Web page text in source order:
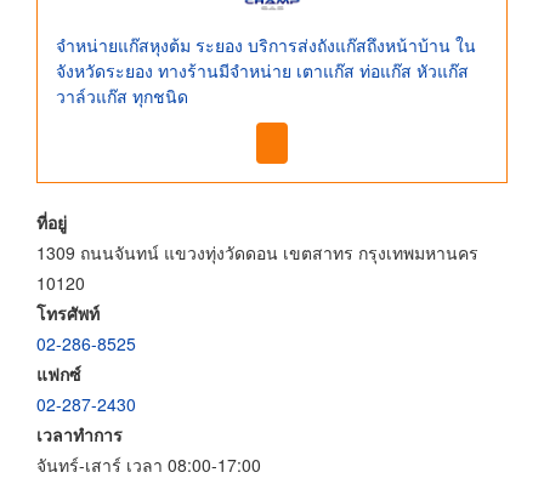
จำหน่ายแก๊สหุงต้ม ระยอง บริการส่งถังแก๊สถึงหน้าบ้าน ใน
จังหวัดระยอง ทางร้านมีจำหน่าย เตาแก๊ส ท่อแก๊ส หัวแก๊ส
วาล์วแก๊ส ทุกชนิด
ที่อยู่
1309 ถนนจันทน์ แขวงทุ่งวัดดอน เขตสาทร กรุงเทพมหานคร
10120
โทรศัพท์
02-286-8525
แฟกซ์
02-287-2430
เวลาทำการ
จันทร์-เสาร์ เวลา 08:00-17:00